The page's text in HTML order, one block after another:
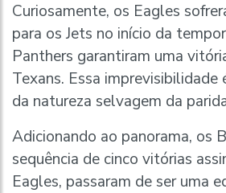
Curiosamente, os Eagles
para os Jets no início da
Panthers garantiram uma
Texans. Essa
da natureza selvagem da
Adicionando ao panorama, os
sequência de cinco vitórias
Eagles, passaram de ser uma